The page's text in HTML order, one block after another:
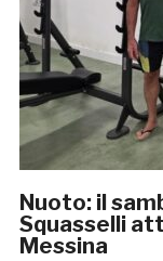
Nuoto: il
Squasselli
Messina